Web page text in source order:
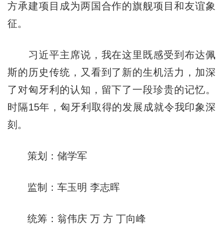
方承建项目成为两国合作的旗舰项目和友谊象
征。
习近平主席说，我在这里既感受到布达佩
斯的历史传统，又看到了新的生机活力，加深
了对匈牙利的认知，留下了一段珍贵的记忆。
时隔15年，匈牙利取得的发展成就令我印象深
刻。
策划：储学军
监制：车玉明 李志晖
统筹：翁伟庆 万 方 丁向峰